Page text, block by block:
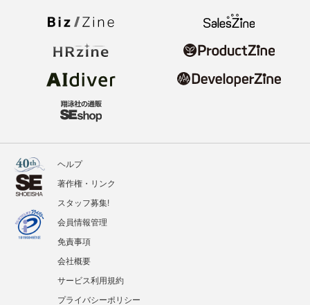
ヘルプ
著作権・リンク
スタッフ募集!
会員情報管理
免責事項
会社概要
サービス利用規約
プライバシーポリシー